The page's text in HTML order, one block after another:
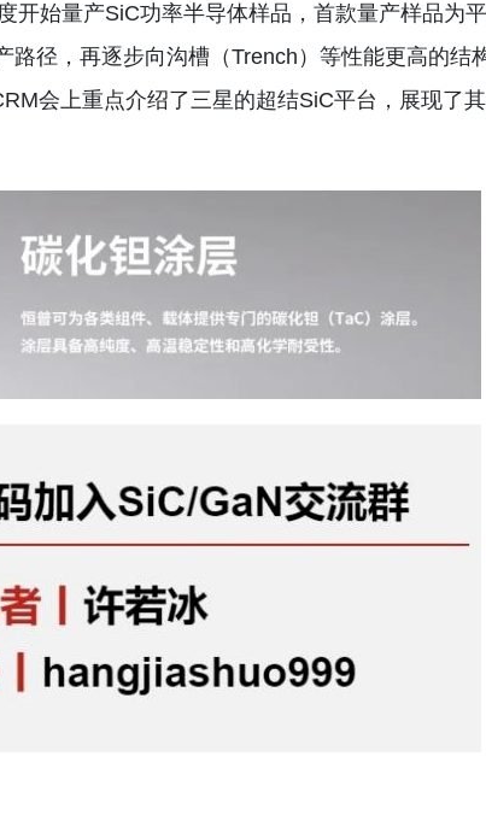
开始量产SiC功率半导体样品，首款量产样品为平
径，再逐步向沟槽（Trench）等性能更高的结
会上重点介绍了三星的超结SiC平台，展现了其